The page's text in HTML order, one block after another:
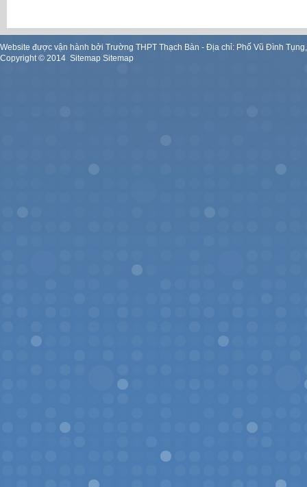
Website được vận hành bởi Trường THPT Thạch Bàn - Địa chỉ: Phố Vũ Đình
Copyright © 2014. Sitemap Sitemap